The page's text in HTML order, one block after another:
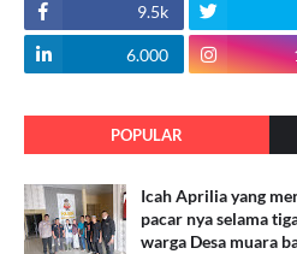
9.5k
6.000
POPULAR
Icah Aprilia yang
pacar nya selama
warga Desa muara